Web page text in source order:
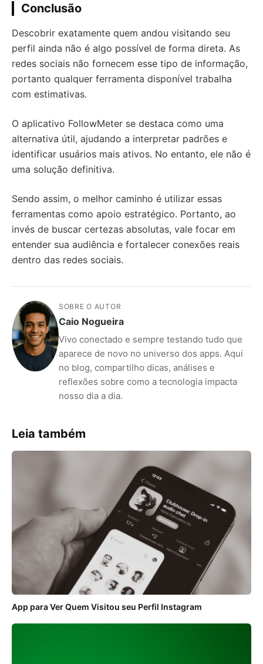
Conclusão
Descobrir exatamente quem andou visitando seu
perfil ainda não é algo possível de forma direta. As
redes sociais não fornecem esse tipo de informação,
portanto qualquer ferramenta disponível trabalha
com estimativas.
O aplicativo FollowMeter se destaca como uma
alternativa útil, ajudando a interpretar padrões e
identificar usuários mais ativos. No entanto, ele não é
uma solução definitiva.
Sendo assim, o melhor caminho é utilizar essas
ferramentas como apoio estratégico. Portanto, ao
invés de buscar certezas absolutas, vale focar em
entender sua audiência e fortalecer conexões reais
dentro das redes sociais.
SOBRE O AUTOR
Caio Nogueira
Vivo conectado e sempre testando tudo que
aparece de novo no universo dos apps. Aqui
no blog, compartilho dicas, análises e
reflexões sobre como a tecnologia impacta
nosso dia a dia.
Leia também
App para Ver Quem Visitou seu Perfil Instagram